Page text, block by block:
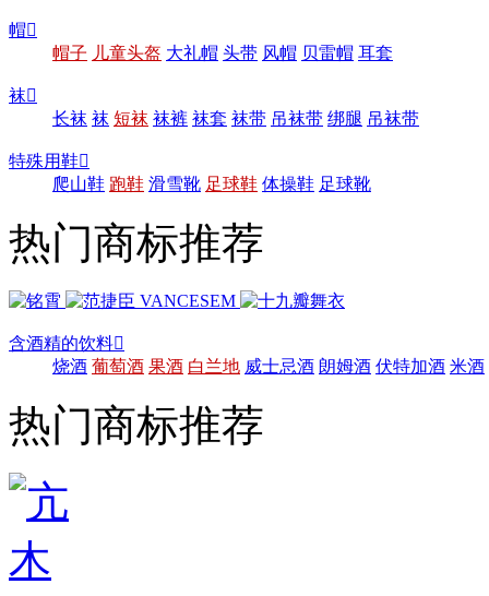
帽
帽子 儿童头盔 大礼帽 头带 风帽 贝雷帽 耳套
袜
长袜 袜 短袜 袜裤 袜套 袜带 吊袜带 绑腿 吊袜带
特殊用鞋
爬山鞋 跑鞋 滑雪靴 足球鞋 体操鞋 足球靴
热门商标推荐
含酒精的饮料
烧酒 葡萄酒 果酒 白兰地 威士忌酒 朗姆酒 伏特加酒 米酒
热门商标推荐